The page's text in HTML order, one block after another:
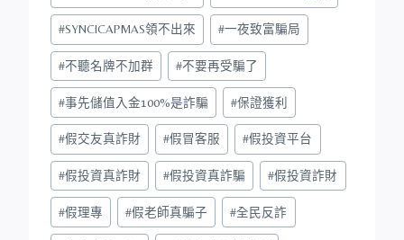
#SYNCICAPMAS領不出來 #一夜致富騙局
#不聽名牌不加群 #不要再受騙了
#事先儲值入金100%是詐騙 #保證獲利
#假交友真詐財 #假冒客服 #假投資平台
#假投資真詐財 #假投資真詐騙 #假投資詐財
#假理專 #假老師真騙子 #全民反詐